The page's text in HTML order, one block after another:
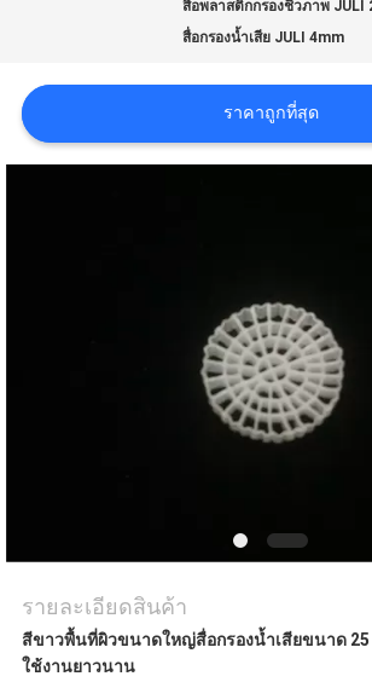
อ้างอิง
แผนผัง
สื่อพลาสติกกรองชีวภาพ JULI
สื่อกรองน้ำเสีย JULI 4mm
ราคาถูกที่สุด
รายละเอียดสินค้า
สีขาวพื้นที่ผิวขนาดใหญ่สื่อกรองน้ำเสียขนาด 25
ใช้งานยาวนาน